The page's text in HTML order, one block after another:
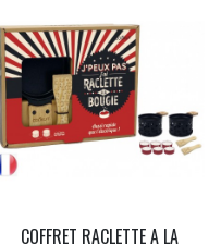
COFFRET RACLETTE A LA